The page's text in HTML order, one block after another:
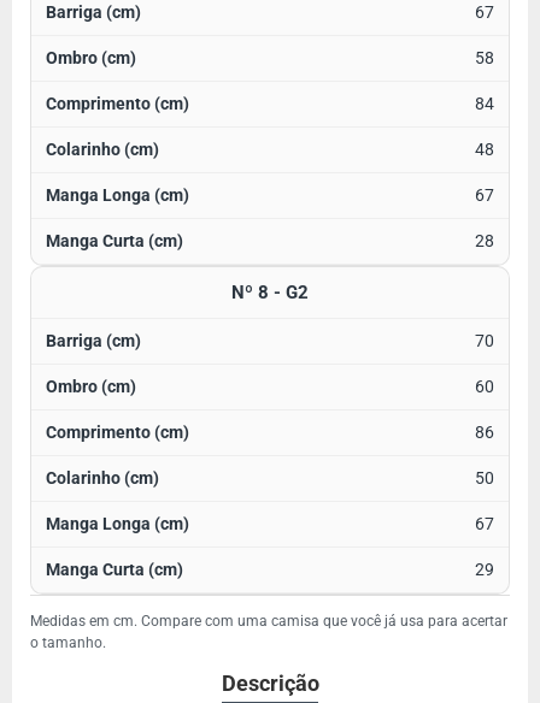
67
58
84
48
67
28
Nº 8 - G2
70
60
86
50
67
29
Medidas em cm. Compare com uma camisa que você já usa para acertar
o tamanho.
Descrição